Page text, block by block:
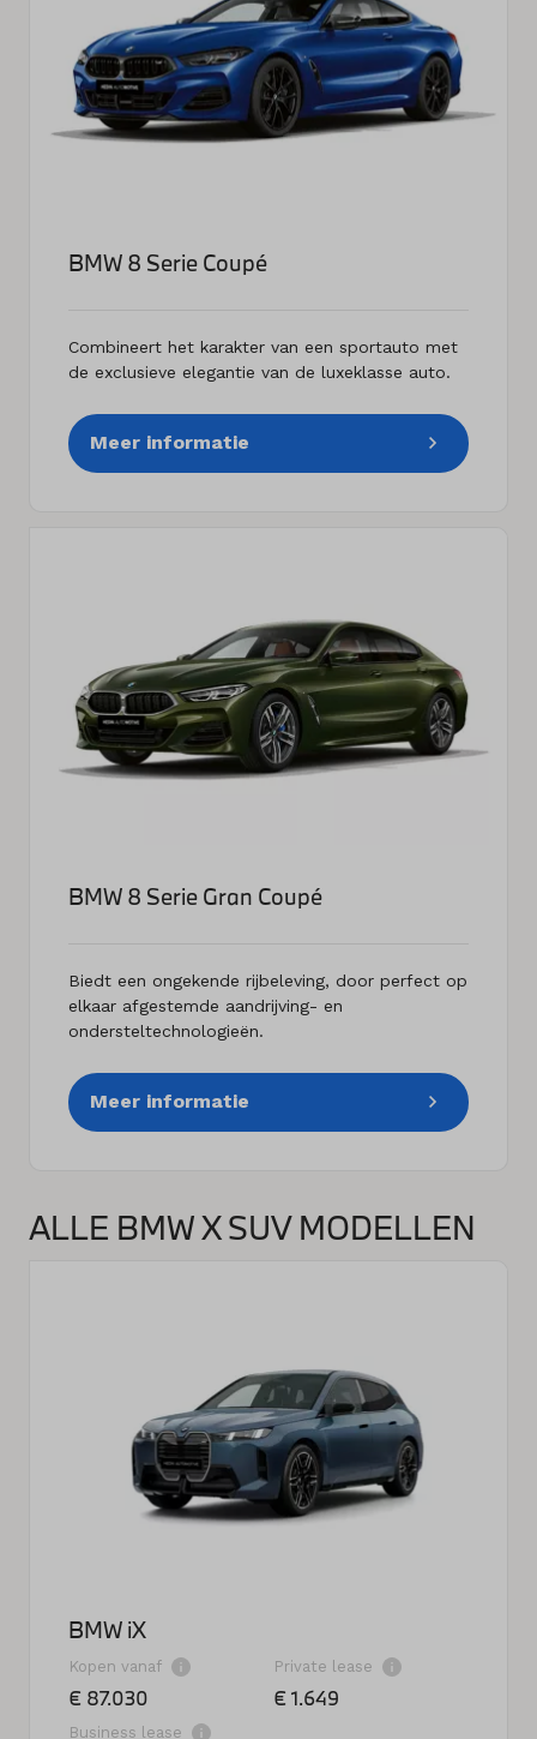
BMW 8 Serie Coupé
Combineert het karakter van een sportauto met
de exclusieve elegantie van de luxeklasse auto.
Meer informatie
BMW 8 Serie Gran Coupé
Biedt een ongekende rijbeleving, door perfect op
elkaar afgestemde aandrijving- en
ondersteltechnologieën.
Meer informatie
ALLE BMW X SUV MODELLEN
BMW iX
Kopen vanaf
€ 87.030
Private lease
€ 1.649
Business lease